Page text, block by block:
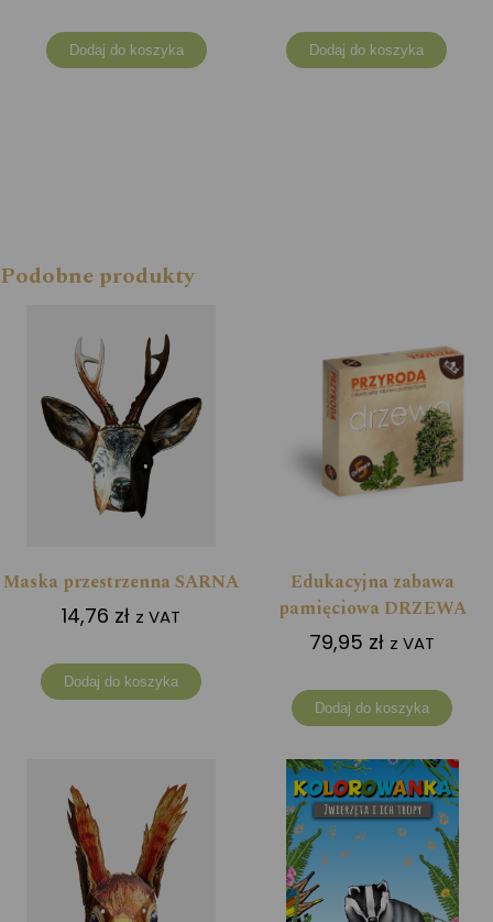
Dodaj do koszyka Dodaj do koszyka
Podobne produkty
Maska przestrzenna SARNA
14,76 zł z VAT
Dodaj do koszyka
Edukacyjna zabawa
pamięciowa DRZEWA
79,95 zł z VAT
Dodaj do koszyka